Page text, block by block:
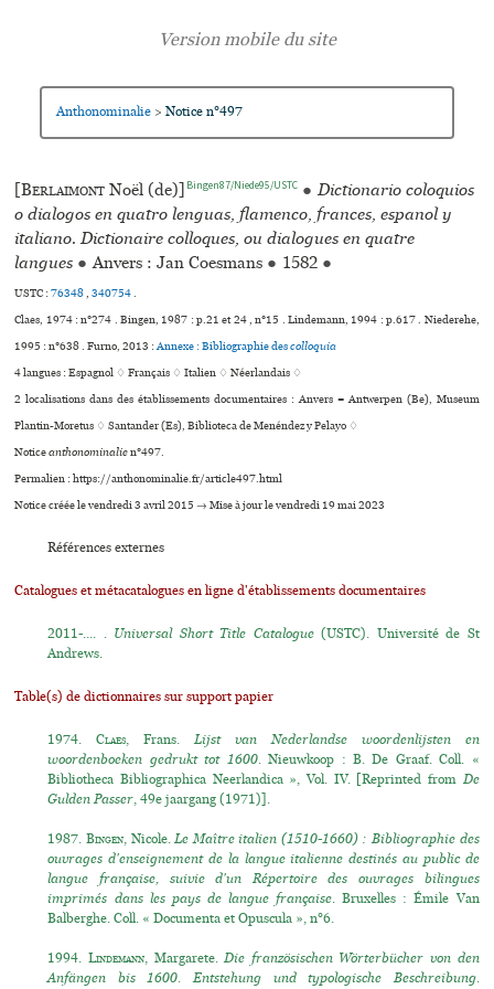
Anthonominalie > Notice n°497
[Berlaimont Noël (de)] Bingen87/Niede95/USTC ● Dictionario coloquios
o dialogos en quatro lenguas, flamenco, frances, espanol y
italiano. Dictionaire colloques, ou dialogues en quatre
langues ● Anvers : Jan Coesmans ● 1582 ●
USTC :76348,340754.
Claes, 1974 : n°274 . Bingen, 1987 : p.21 et 24 , n°15 . Lindemann, 1994 : p.617 . Niederehe,
1995 : n°638 . Furno, 2013 :Annexe : Bibliographie descolloquia
4 langues :Espagnol ♢Français ♢Italien ♢Néerlandais ♢
2 localisations dans des établissements documentaires : Anvers = Antwerpen (Be), Museum
Plantin-Moretus ♢ Santander (Es), Biblioteca de Menéndez y Pelayo ♢
Noticeanthonominalien°497.
Permalien : https://anthonominalie.fr/article497.html
Notice créée le vendredi 3 avril 2015 → Mise à jour le vendredi 19 mai 2023
Références externes
Catalogues et métacatalogues en ligne d'établissements documentaires
2011-.... . Universal Short Title Catalogue(USTC). Université de St
Andrews.
Table(s) de dictionnaires sur support papier
1974.Claes, Frans.Lijst van Nederlandse woordenlijsten en
woordenboeken gedrukt tot 1600.Nieuwkoop : B. De Graaf. Coll. «
Bibliotheca Bibliographica Neerlandica », Vol. IV. [Reprinted fromDe
Gulden Passer, 49e jaargang (1971)].
1987.Bingen, Nicole.Le Maître italien (1510-1660) : Bibliographie des
ouvrages d'enseignement de la langue italienne destinés au public de
langue française, suivie d'un Répertoire des ouvrages bilingues
imprimés dans les pays de langue française. Bruxelles : Émile Van
Balberghe. Coll. « Documenta et Opuscula », n°6.
1994.Lindemann, Margarete.Die französischen Wörterbücher von den
Anfängen bis 1600. Entstehung und typologische Beschreibung.